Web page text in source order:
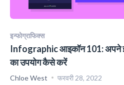
इन्फोग्राफिक्स
Infographic आइकॉन 101: अपने
का उपयोग कैसे करें
Chloe West फरवरी 28, 2022